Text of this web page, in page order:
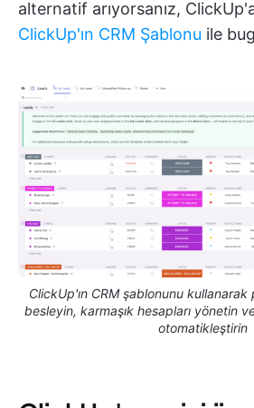
alternatif arıyorsanız,
ClickUp'ın CRM Şablonu ile
ClickUp'ın CRM şablonunu
besleyin, karmaşık hesapları yönetin
otomatikleştirin